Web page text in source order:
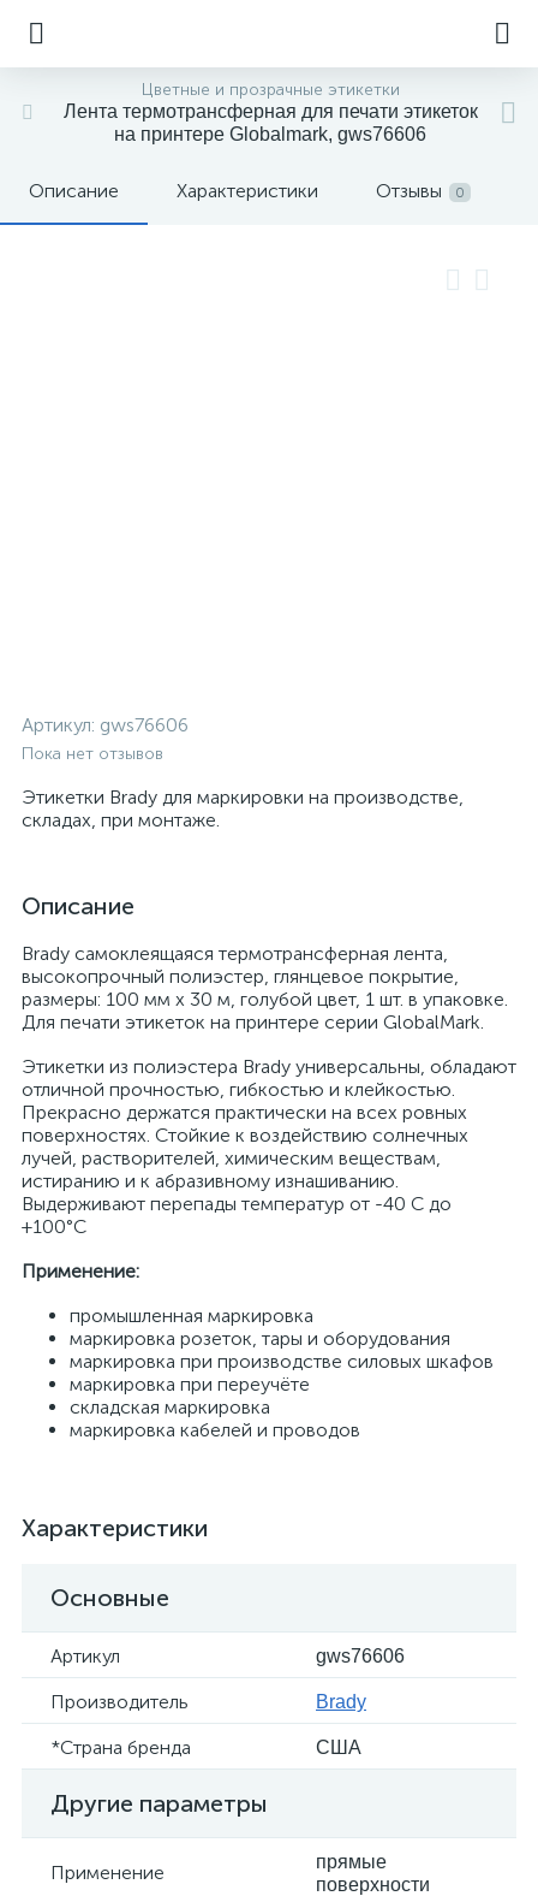
Цветные и прозрачные этикетки
Лента термотрансферная для печати этикеток
на принтере Globalmark, gws76606
Описание Характеристики Отзывы 0
Артикул: gws76606
Пока нет отзывов
Этикетки Brady для маркировки на производстве,
складах, при монтаже.
Описание
Brady самоклеящаяся термотрансферная лента,
высокопрочный полиэстер, глянцевое покрытие,
размеры: 100 мм х 30 м, голубой цвет, 1 шт. в упаковке.
Для печати этикеток на принтере серии GlobalMark.
Этикетки из полиэстера Brady универсальны, обладают
отличной прочностью, гибкостью и клейкостью.
Прекрасно держатся практически на всех ровных
поверхностях. Стойкие к воздействию солнечных
лучей, растворителей, химическим веществам,
истиранию и к абразивному изнашиванию.
Выдерживают перепады температур от -40 С до
+100°С
Применение:
промышленная маркировка
маркировка розеток, тары и оборудования
маркировка при производстве силовых шкафов
маркировка при переучёте
складская маркировка
маркировка кабелей и проводов
Характеристики
Основные
Артикул gws76606
Производитель Brady
*Страна бренда США
Другие параметры
Применение
прямые
поверхности